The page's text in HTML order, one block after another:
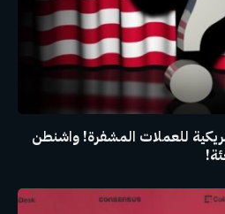
للعملات المشفرة! واشنطن